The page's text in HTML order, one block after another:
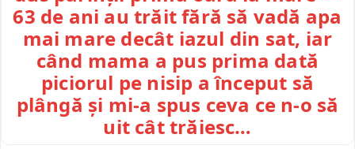
63 de ani au trăit fără să vadă apa
mai mare decât iazul din sat, iar
când mama a pus prima dată
piciorul pe nisip a început să
plângă și mi-a spus ceva ce n-o să
uit cât trăiesc…